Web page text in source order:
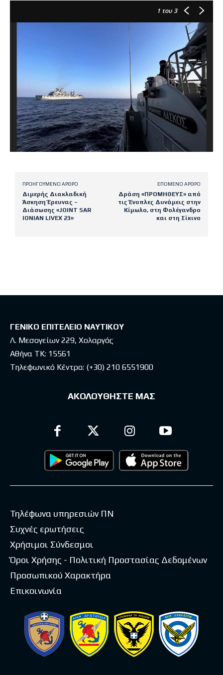
1 του 3
ΠΡΟΗΓΟΎΜΕΝΟ ΆΡΘΡΟ
Διμερής Διακλαδική
Άσκηση Έρευνας –
Διάσωσης «JOINT SAR
IONIAN LIVEX 23»
ΕΠΌΜΕΝΟ ΆΡΘΡΟ
Δράση «ΠΡΟΜΗΘΕΥΣ» από
τις Ένοπλες Δυνάμεις στην
Κίμωλο, στη Φολέγανδρο
και στη Σίκινο
ΓΕΝΙΚΟ ΕΠΙΤΕΛΕΙΟ ΝΑΥΤΙΚΟΥ
Λ. Μεσογείων 229, Χολαργός
Αθήνα ΤΚ: 15561
Τηλεφωνικό Κέντρο: (+30) 210 6551900
ΑΚΟΛΟΥΘΗΣΤΕ ΜΑΣ
Τηλέφωνα υπηρεσιών ΠΝ
Συχνές ερωτήσεις
Χρήσιμοι Σύνδεσμοι
Όροι Χρήσης - Πολιτική Προστασίας Δεδομένων
Προσωπικού Χαρακτήρα
Επικοινωνία